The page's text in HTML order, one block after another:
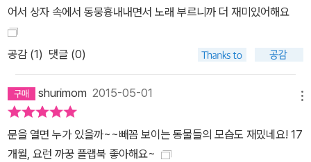
어서 상자 속에서 동뭉흉내내면서 노래 부르니까 더 재미있어해요
공감 (1) 댓글 (0)
shurimom 2015-05-01
문을 열면 누가 있을까~~빼꼼 보이는 동물들의 모습도 재밌네요! 17
개월, 요런 까꿍 플랩북 좋아해요~